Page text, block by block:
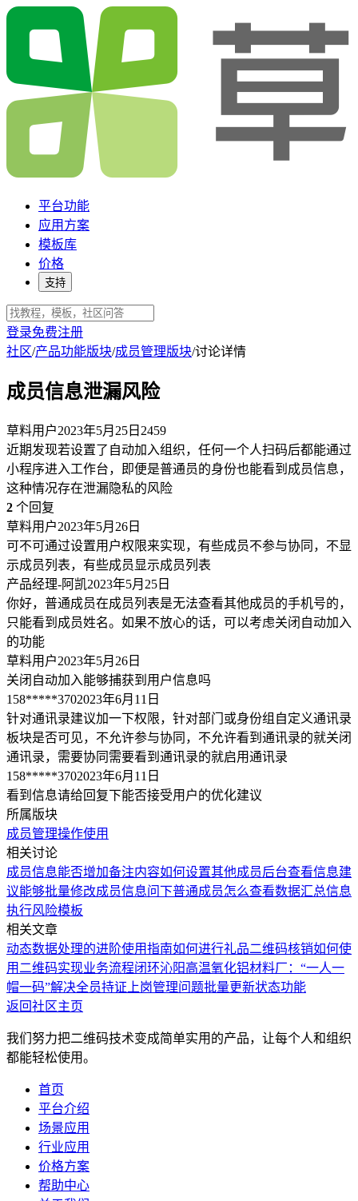
平台功能
应用方案
模板库
价格
支持
登录免费注册
社区/产品功能版块/成员管理版块/讨论详情
成员信息泄漏风险
草料用户2023年5月25日 2459
近期发现若设置了自动加入组织，任何一个人扫码后都能通过
小程序进入工作台，即便是普通员的身份也能看到成员信息，
这种情况存在泄漏隐私的风险
2 个回复
草料用户2023年5月26日
可不可通过设置用户权限来实现，有些成员不参与协同，不显
示成员列表，有些成员显示成员列表
产品经理-阿凯2023年5月25日
你好，普通成员在成员列表是无法查看其他成员的手机号的，
只能看到成员姓名。如果不放心的话，可以考虑关闭自动加入
的功能
草料用户2023年5月26日
关闭自动加入能够捕获到用户信息吗
158*****3702023年6月11日
针对通讯录建议加一下权限，针对部门或身份组自定义通讯录
板块是否可见，不允许参与协同，不允许看到通讯录的就关闭
通讯录，需要协同需要看到通讯录的就启用通讯录
158*****3702023年6月11日
看到信息请给回复下能否接受用户的优化建议
所属版块
成员管理操作使用
相关讨论
成员信息能否增加备注内容如何设置其他成员后台查看信息建
议能够批量修改成员信息问下普通成员怎么查看数据汇总信息
执行风险模板
相关文章
动态数据处理的进阶使用指南如何进行礼品二维码核销如何使
用二维码实现业务流程闭环沁阳高温氧化铝材料厂：“一人一
帽一码”解决全员持证上岗管理问题批量更新状态功能
返回社区主页
我们努力把二维码技术变成简单实用的产品，让每个人和组织
都能轻松使用。
首页
平台介绍
场景应用
行业应用
价格方案
帮助中心